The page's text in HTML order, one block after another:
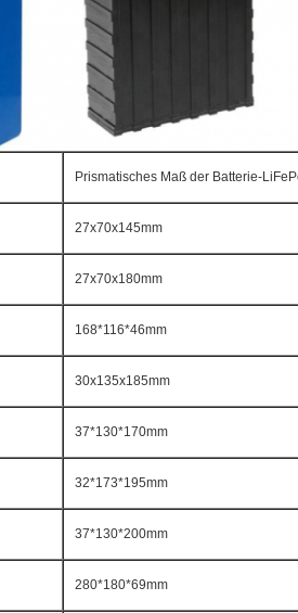
Prismatisches Maß der Batterie-
27x70x145mm
27x70x180mm
168*116*46mm
30x135x185mm
37*130*170mm
32*173*195mm
37*130*200mm
280*180*69mm